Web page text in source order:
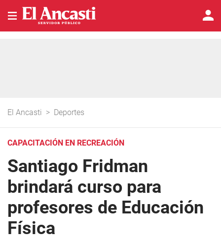
El Ancasti > Deportes
CAPACITACIÓN EN RECREACIÓN
Santiago Fridman
brindará curso para
profesores de Educación
Física